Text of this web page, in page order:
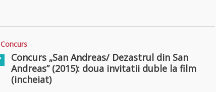
Concurs
Concurs „San Andreas/ Dezastrul din San
Andreas” (2015): doua invitatii duble la film
(incheiat)